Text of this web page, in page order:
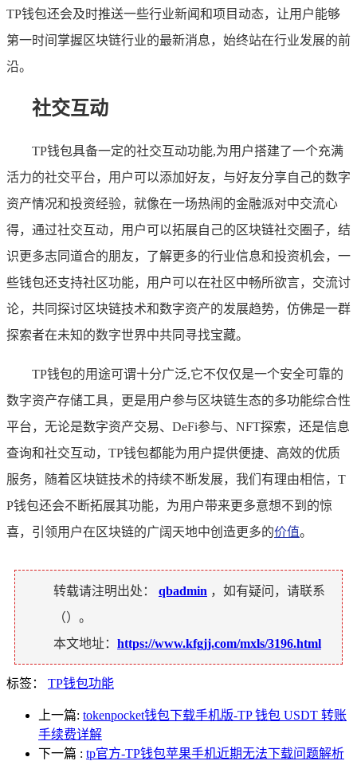
TP钱包还会及时推送一些行业新闻和项目动态，让用户能够
第一时间掌握区块链行业的最新消息，始终站在行业发展的前
沿。
社交互动
TP钱包具备一定的社交互动功能,为用户搭建了一个充满
活力的社交平台，用户可以添加好友，与好友分享自己的数字
资产情况和投资经验，就像在一场热闹的金融派对中交流心
得，通过社交互动，用户可以拓展自己的区块链社交圈子，结
识更多志同道合的朋友，了解更多的行业信息和投资机会，一
些钱包还支持社区功能，用户可以在社区中畅所欲言，交流讨
论，共同探讨区块链技术和数字资产的发展趋势，仿佛是一群
探索者在未知的数字世界中共同寻找宝藏。
TP钱包的用途可谓十分广泛,它不仅仅是一个安全可靠的
数字资产存储工具，更是用户参与区块链生态的多功能综合性
平台，无论是数字资产交易、DeFi参与、NFT探索，还是信息
查询和社交互动，TP钱包都能为用户提供便捷、高效的优质
服务，随着区块链技术的持续不断发展，我们有理由相信，T
P钱包还会不断拓展其功能，为用户带来更多意想不到的惊
喜，引领用户在区块链的广阔天地中创造更多的价值。
转载请注明出处： qbadmin ，如有疑问，请联系
（）。
本文地址： https://www.kfgjj.com/mxls/3196.html
标签： TP钱包功能
上一篇: tokenpocket钱包下载手机版-TP 钱包 USDT 转账
手续费详解
下一篇 : tp官方-TP钱包苹果手机近期无法下载问题解析